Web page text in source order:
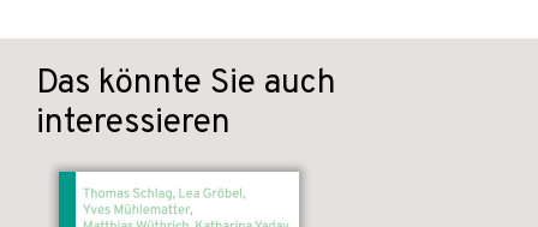
Das könnte Sie auch
interessieren